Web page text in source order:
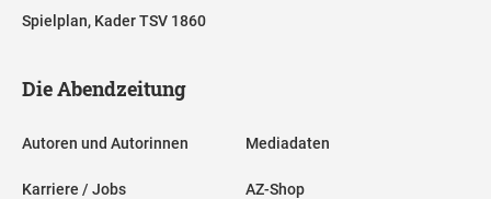
Spielplan, Kader TSV 1860
Die Abendzeitung
Autoren und Autorinnen
Karriere / Jobs
Mediadaten
AZ-Shop